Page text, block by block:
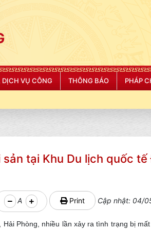
VỤ CÔNG THÔNG BÁO PHÁP
tại Khu Du lịch quốc tế
A Print Cập nhật: 04/
Phòng, nhiều lần xảy ra tình trạng bị